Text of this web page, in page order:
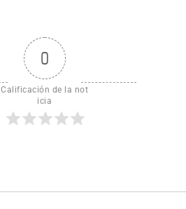
0
Calificación de la not
icia